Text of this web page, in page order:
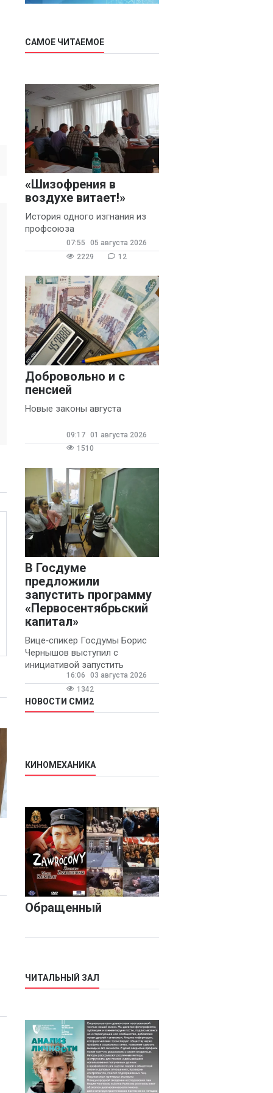
САМОЕ ЧИТАЕМОЕ
«Шизофрения в
воздухе витает!»
История одного изгнания из
профсоюза
07:55
05 августа 2026
2229
12
Добровольно и с
пенсией
Новые законы августа
09:17 01 августа 2026
1510
В Госдуме
предложили
запустить программу
«Первосентябрьский
капитал»
Вице‑спикер Госдумы Борис
Чернышов выступил с
инициативой запустить
ежегодную федеральную
программу
«Первосентябрьский капитал»
- она предполагает
16:06
03 августа 2026
1342
НОВОСТИ СМИ2
КИНОМЕХАНИКА
Обращенный
ЧИТАЛЬНЫЙ ЗАЛ